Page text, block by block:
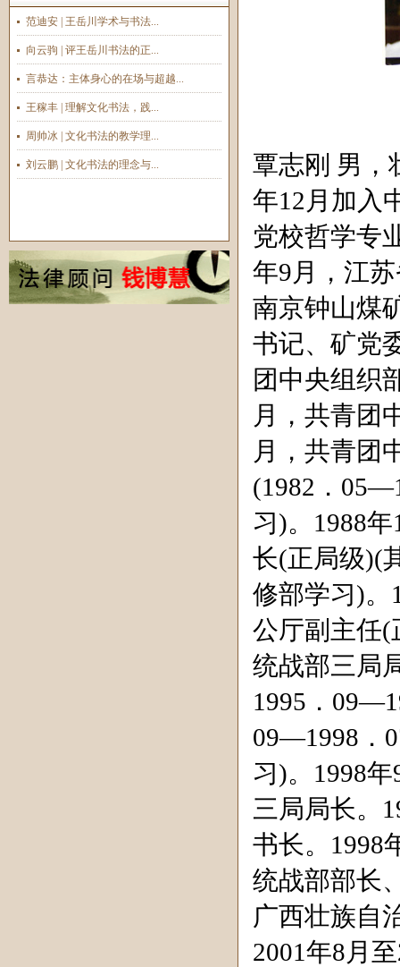
范迪安 | 王岳川学术与书法...
向云驹 | 评王岳川书法的正...
言恭达：主体身心的在场与超越...
王稼丰 | 理解文化书法，践...
周帅冰 | 文化书法的教学理...
刘云鹏 | 文化书法的理念与...
覃志刚 男，
年12 月加入
党校哲学专
年9月，江
南京钟山煤
书记、矿党
团中央组织
月，共青团
月，共青团
(1982 ． 05—
习)。 1988年
长(正局级)(
修部学习)。
公厅副主任(
统战部三局
1995 ． 09—
09—1998 ．
习)。 1998年
三局局长。
书长。 1998
统战部部长
广西壮族自
2001年8月至